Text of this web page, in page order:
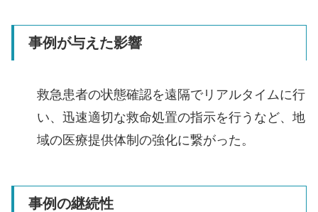
事例が与えた影響
救急患者の状態確認を遠隔でリアルタイムに行
い、迅速適切な救命処置の指示を行うなど、地
域の医療提供体制の強化に繋がった。
事例の継続性